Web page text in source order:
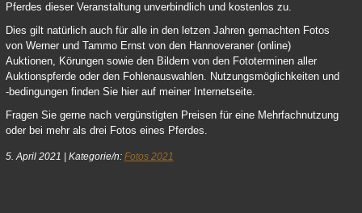
Pferdes dieser Veranstaltung unverbindlich und kostenlos zu.
Dies gilt natürlich auch für alle in den letzen Jahren gemachten Fotos
von Werner und Tammo Ernst von den Hannoveraner (online)
Auktionen, Körungen sowie den Bildern von den Fototerminen aller
Auktionspferde oder den Fohlenauswahlen. Nutzungsmöglichkeiten und
-bedingungen finden Sie hier auf meiner Internetseite.
Fragen Sie gerne nach vergünstigten Preisen für eine Mehrfachnutzung
oder bei mehr als drei Fotos eines Pferdes.
5. April 2021 Kategorie/n: Fotos 2021